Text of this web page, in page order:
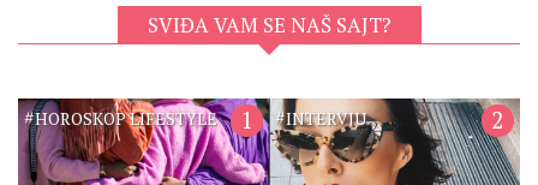
SVIĐA VAM SE NAŠ SAJT?
1
#HOROSKOP LIFESTYLE 2
#INTERVJU